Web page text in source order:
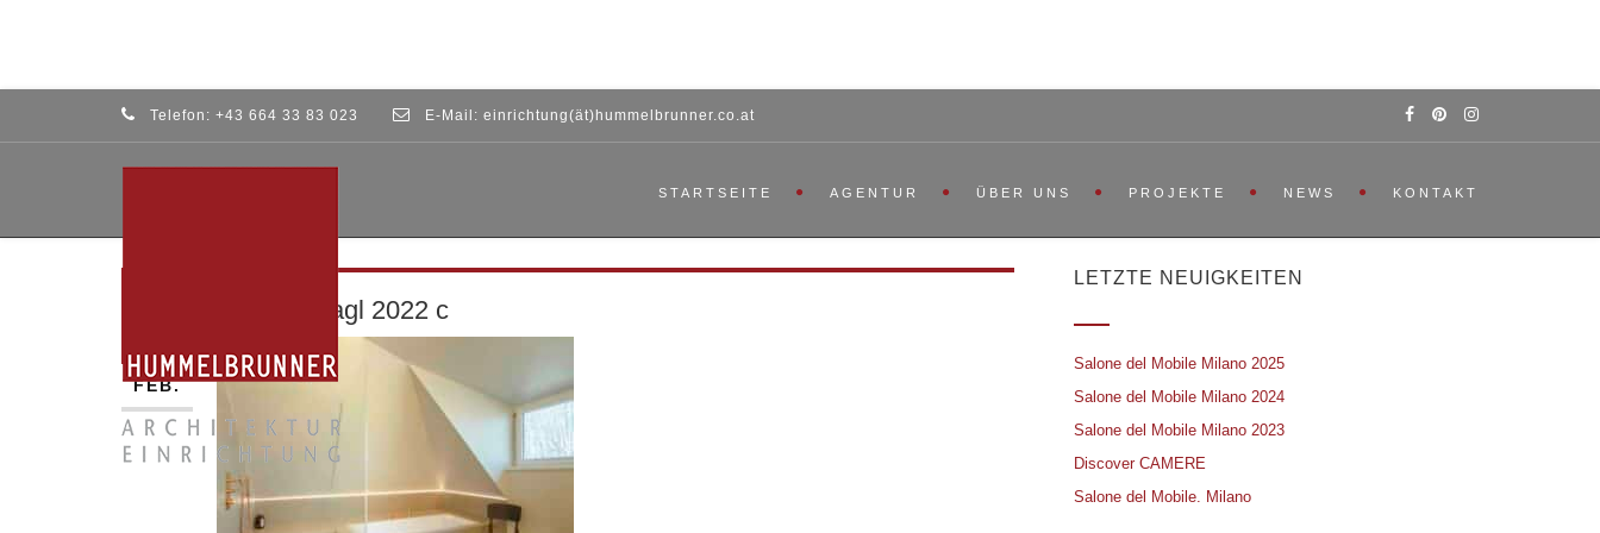
Telefon: +43 664 33 83 023 E-Mail: einrichtung(ät)hummelbrunner.co.at
STARTSEITE AGENTUR ÜBER UNS PROJEKTE NEWS KONTAKT
FEB.
01_(c)MNagl 2022 c
LETZTE NEUIGKEITEN
Salone del Mobile Milano 2025
Salone del Mobile Milano 2024
Salone del Mobile Milano 2023
Discover CAMERE
Salone del Mobile. Milano